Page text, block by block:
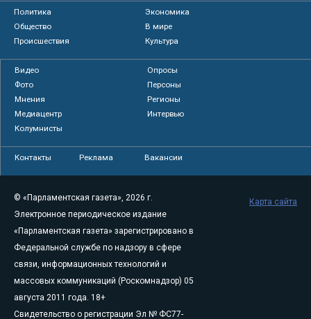
Политика
Экономика
Общество
В мире
Происшествия
Культура
Видео
Опросы
Фото
Персоны
Мнения
Регионы
Медиацентр
Интервью
Колумнисты
Контакты Реклама Вакансии
© «Парламентская газета», 2026 г.
Электронное периодическое издание
«Парламентская газета» зарегистрировано в
Федеральной службе по надзору в сфере
связи, информационных технологий и
массовых коммуникаций (Роскомнадзор) 05
августа 2011 года. 18+
Свидетельство о регистрации Эл № ФС77-
Карта сайта